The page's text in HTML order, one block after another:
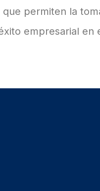
permiten la
empresarial en